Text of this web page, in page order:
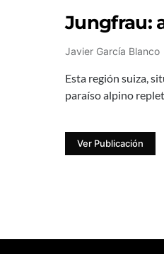
Jungfrau:
Javier García Blanco
Esta región suiza,
paraíso alpino
Ver Publicación